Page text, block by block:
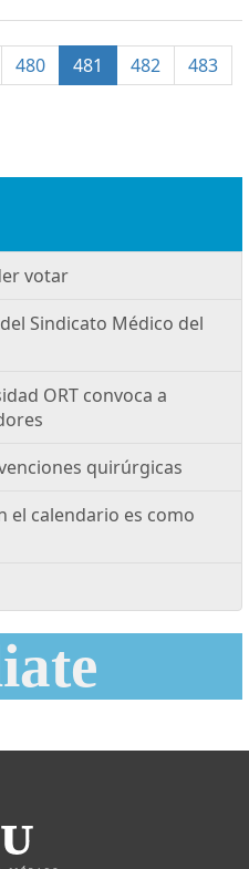
480 481 (current)
482
483
votar
Sindicato Médico del
ORT convoca a
quirúrgicas
el calendario es como